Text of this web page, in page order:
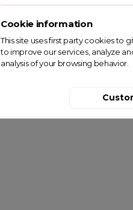
Cookie information
This site uses first party cookies to
to improve our services, analyze
analysis of your browsing behavior.